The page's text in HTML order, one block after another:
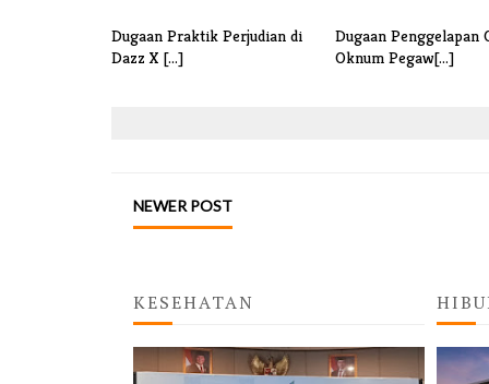
Dugaan Praktik Perjudian di
Dazz X [...]
Dugaan Penggelapan
Oknum Pegaw[...]
NEWER POST
KESEHATAN